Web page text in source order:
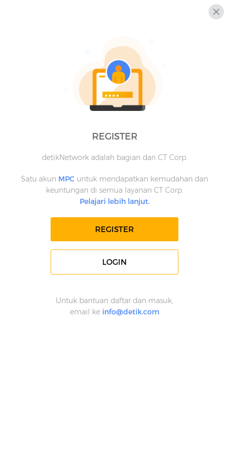
REGISTER
detikNetwork adalah bagian dari CT Corp.
Satu akun MPC untuk mendapatkan kemudahan dan
keuntungan di semua layanan CT Corp.
Pelajari lebih lanjut.
REGISTER
LOGIN
Untuk bantuan daftar dan masuk,
email ke info@detik.com